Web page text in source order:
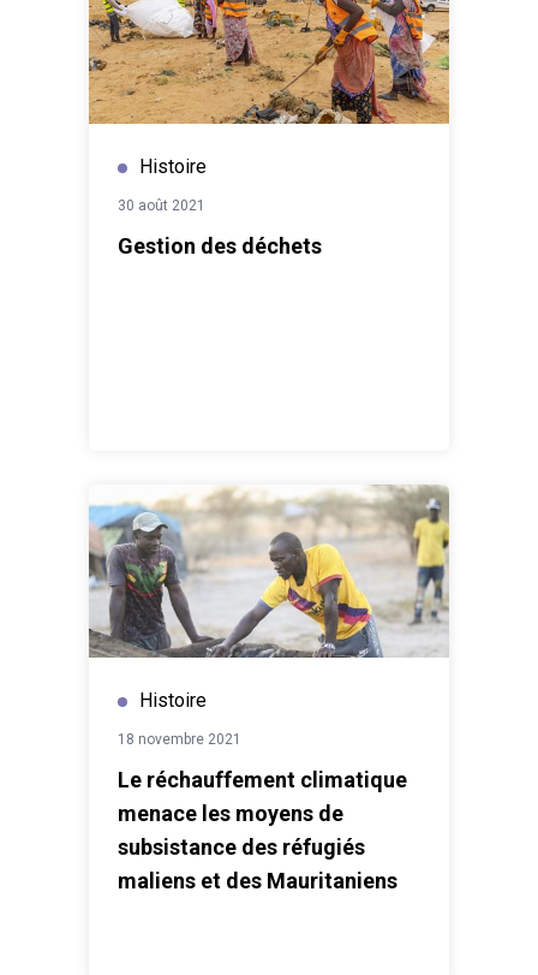
Histoire
30 août 2021
Gestion des déchets
Histoire
18 novembre 2021
Le réchauffement climatique
menace les moyens de
subsistance des réfugiés
maliens et des Mauritaniens